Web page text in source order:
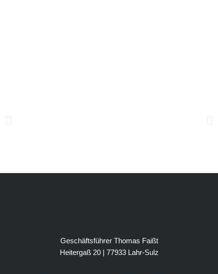
Geschäftsführer Thomas Faißt
Heitergaß 20 | 77933 Lahr-Sulz